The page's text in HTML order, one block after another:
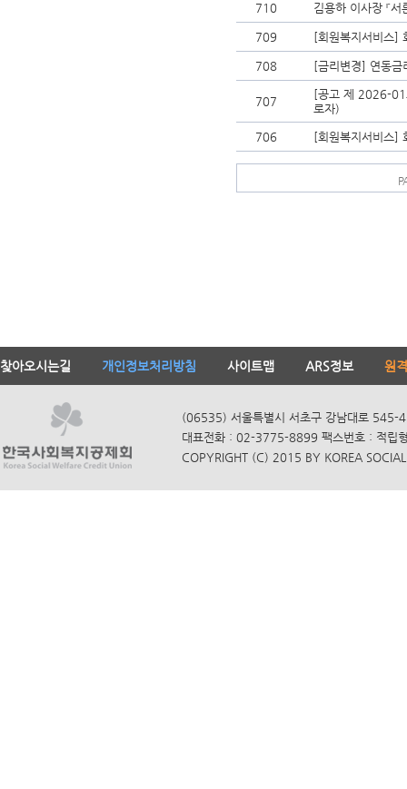
710 김용하 이사장 『
709 [회원복지서비스]
708 [금리변경] 연동금
707
[공고 제 2026-01
로자)
706 [회원복지서비스]
찾아오시는길 개인정보처리방침 사이트맵 ARS정보 원
(06535) 서울특별시 서초구 강남대로 545-
대표전화 : 02-3775-8899 팩스번호 : 적립
COPYRIGHT (C) 2015 BY KOREA SOCIAL